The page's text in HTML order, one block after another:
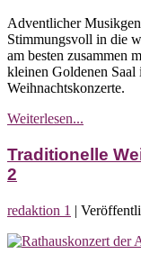
–
Konzert
Nr.
3
Adventlicher
Stimmungsvoll in die
am besten zusammen
kleinen Goldenen
Weihnachtskonzerte.
Weiterlesen...
–
Konzert
Traditionelle
2
redaktion 1 |
Traditionelle